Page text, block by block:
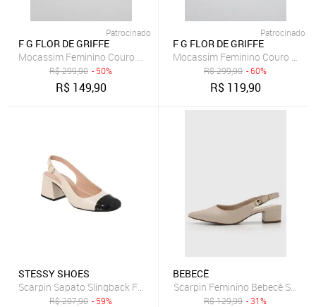
Patrocinado
F G FLOR DE GRIFFE
Mocassim Feminino Couro Legítimo Preto Flor de Griffe Leve Macio
R$299,90 - 50%
R$ 149,90
Patrocinado
F G FLOR DE GRIFFE
Mocassim Feminino Couro
R$299,90 - 60%
R$ 119,90
STESSY SHOES
Scarpin Sapato Slingback Feminino Salto Grosso Bico Quadrado Off
R$207,90 - 59%
BEBECÊ
Scarpin Feminino Bebecê Salto
R$129,99 - 31%